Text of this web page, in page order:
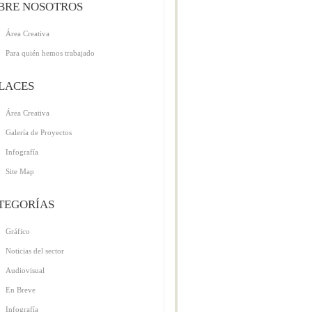
NOSOTROS
Área Creativa
Para quién hemos trabajado
Área Creativa
Galería de Proyectos
Infografía
Site Map
Gráfico
Noticias del sector
Audiovisual
En Breve
Infografía